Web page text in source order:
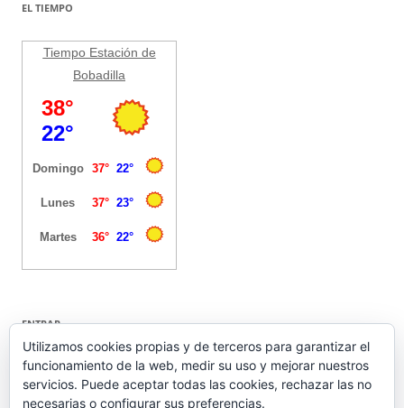
EL TIEMPO
Tiempo Estación de
Bobadilla
ENTRAR
Acceder
Feed de entradas
Utilizamos cookies propias y de terceros para garantizar el
funcionamiento de la web, medir su uso y mejorar nuestros
servicios. Puede aceptar todas las cookies, rechazar las no
necesarias o configurar sus preferencias.